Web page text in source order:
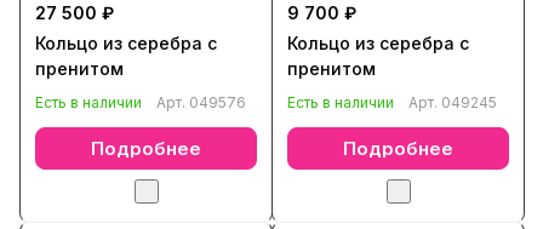
27 500 ₽
Кольцо из серебра с
пренитом
Есть в наличии Арт. 049576
Подробнее
9 700 ₽
Кольцо из серебра с
пренитом
Есть в наличии Арт. 049245
Подробнее